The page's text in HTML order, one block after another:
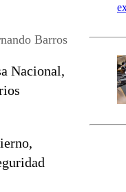
Barros
Nacional,